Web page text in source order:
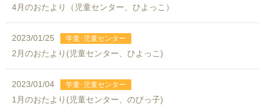
4月のおたより（児童センター、ひよっこ）
2023/01/25
2月のおたより(児童センター、ひよっこ)
2023/01/04
1月のおたより(児童センター、のびっ子)